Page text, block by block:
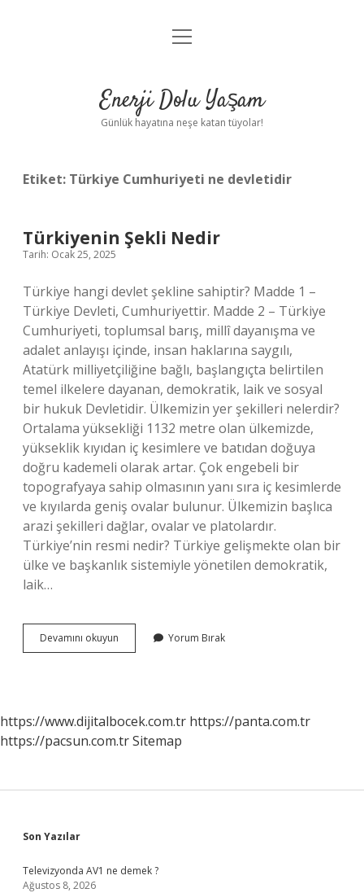
Anasayfa
Yasal Uyarı
menüyü
Enerji Dolu Yaşam
Günlük hayatına neşe katan tüyolar!
Etiket: Türkiye Cumhuriyeti ne devletidir
Türkiyenin Şekli Nedir
Tarih: Ocak 25, 2025
Türkiye hangi devlet şekline sahiptir? Madde 1 –
Türkiye Devleti, Cumhuriyettir. Madde 2 – Türkiye
Cumhuriyeti, toplumsal barış, millî dayanışma ve
adalet anlayışı içinde, insan haklarına saygılı,
Atatürk milliyetçiliğine bağlı, başlangıçta belirtilen
temel ilkelere dayanan, demokratik, laik ve sosyal
bir hukuk Devletidir. Ülkemizin yer şekilleri nelerdir?
Ortalama yüksekliği 1132 metre olan ülkemizde,
yükseklik kıyıdan iç kesimlere ve batıdan doğuya
doğru kademeli olarak artar. Çok engebeli bir
topografyaya sahip olmasının yanı sıra iç kesimlerde
ve kıyılarda geniş ovalar bulunur. Ülkemizin başlıca
arazi şekilleri dağlar, ovalar ve platolardır.
Türkiye’nin resmi nedir? Türkiye gelişmekte olan bir
ülke ve başkanlık sistemiyle yönetilen demokratik,
laik…
Devamını okuyun Türkiyenin
Şekli
Yorum Bırak
https://www.dijitalbocek.com.tr https://panta.com.tr
https://pacsun.com.trSitemap
Sidebar
Son Yazılar
Televizyonda AV1 ne demek ?
Ağustos 8, 2026